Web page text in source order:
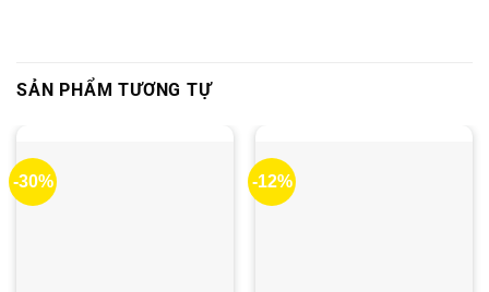
SẢN PHẨM TƯƠNG TỰ
-30% -12%